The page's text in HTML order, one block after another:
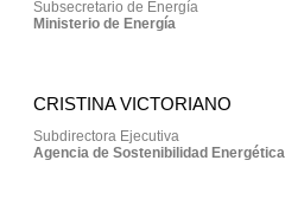
Subsecretario de Energía
Ministerio de Energía
CRISTINA VICTORIANO
Subdirectora Ejecutiva
Agencia de Sostenibilidad Energética